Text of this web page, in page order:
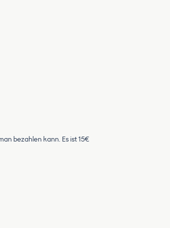
bezahlen kann. Es ist 15€